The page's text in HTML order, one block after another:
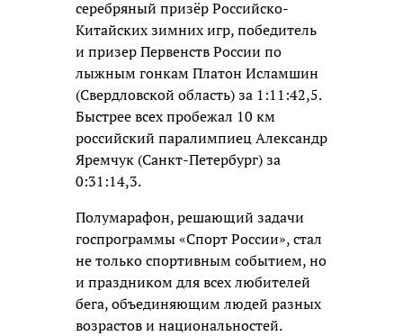
серебряный призёр Российско-
Китайских зимних игр, победитель
и призер Первенств России по
лыжным гонкам Платон Исламшин
(Свердловской область) за 1:11:42,5.
Быстрее всех пробежал 10 км
российский паралимпиец Александр
Яремчук (Санкт-Петербург) за
0:31:14,3.
Полумарафон, решающий задачи
госпрограммы «Спорт России», стал
не только спортивным событием, но
и праздником для всех любителей
бега, объединяющим людей разных
возрастов и национальностей.